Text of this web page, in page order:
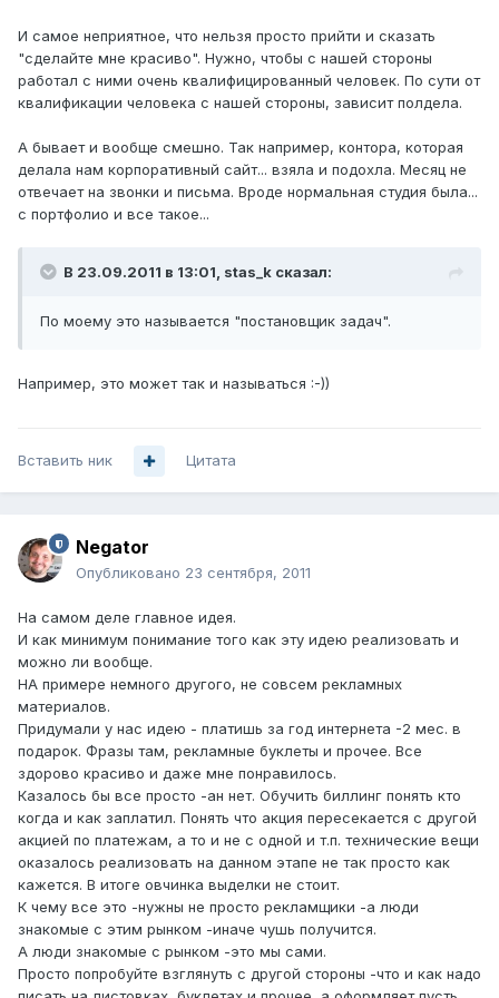
И самое неприятное, что нельзя просто прийти и сказать
"сделайте мне красиво". Нужно, чтобы с нашей стороны
работал с ними очень квалифицированный человек. По сути от
квалификации человека с нашей стороны, зависит полдела.
А бывает и вообще смешно. Так например, контора, которая
делала нам корпоративный сайт... взяла и подохла. Месяц не
отвечает на звонки и письма. Вроде нормальная студия была...
с портфолио и все такое...
В 23.09.2011 в 13:01, stas_k сказал:
По моему это называется "постановщик задач".
Например, это может так и называться :-))
Вставить ник Цитата
Negator
Опубликовано 23 сентября, 2011
На самом деле главное идея.
И как минимум понимание того как эту идею реализовать и
можно ли вообще.
НА примере немного другого, не совсем рекламных
материалов.
Придумали у нас идею - платишь за год интернета -2 мес. в
подарок. Фразы там, рекламные буклеты и прочее. Все
здорово красиво и даже мне понравилось.
Казалось бы все просто -ан нет. Обучить биллинг понять кто
когда и как заплатил. Понять что акция пересекается с другой
акцией по платежам, а то и не с одной и т.п. технические вещи
оказалось реализовать на данном этапе не так просто как
кажется. В итоге овчинка выделки не стоит.
К чему все это -нужны не просто рекламщики -а люди
знакомые с этим рынком -иначе чушь получится.
А люди знакомые с рынком -это мы сами.
Просто попробуйте взглянуть с другой стороны -что и как надо